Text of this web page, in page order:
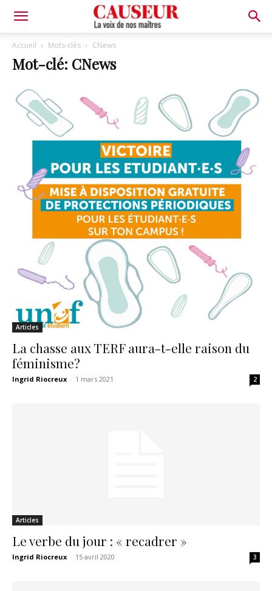
voix
Accueil Mots-clés CNews
Mot-clé: CNews
Articles
La chasse aux TERF aura-t-elle raison du
féminisme?
Ingrid Riocreux - 1 mars 2021 2
Articles
Le verbe du jour : « recadrer »
Ingrid Riocreux - 15 avril 2020 3